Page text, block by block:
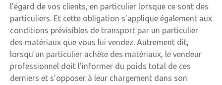
l’égard de vos clients, en particulier lorsque ce sont des
particuliers. Et cette obligation s’applique également aux
conditions prévisibles de transport par un particulier
des matériaux que vous lui vendez. Autrement dit,
lorsqu’un particulier achète des matériaux, le vendeur
professionnel doit l’informer du poids total de ces
derniers et s’opposer à leur chargement dans son